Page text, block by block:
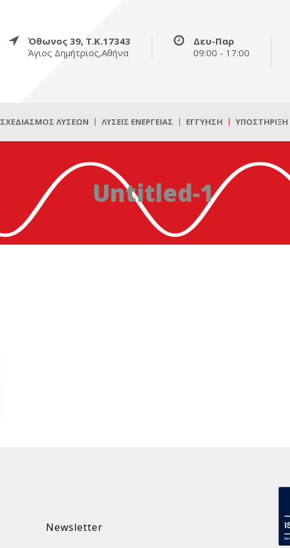
Όθωνος 39, Τ.Κ.17343
Άγιος Δημήτριος,Αθήνα
Δευ-Παρ
09:00 - 17:00
ΣΧΕΔΙΑΣΜΌΣ ΛΎΣΕΩΝ ΛΎΣΕΙΣ ΕΝΈΡΓΕΙΑΣ ΕΓΓΎΗΣΗ ΥΠΟΣΤΉΡΙΞΗ
Untitled-1
Newsletter